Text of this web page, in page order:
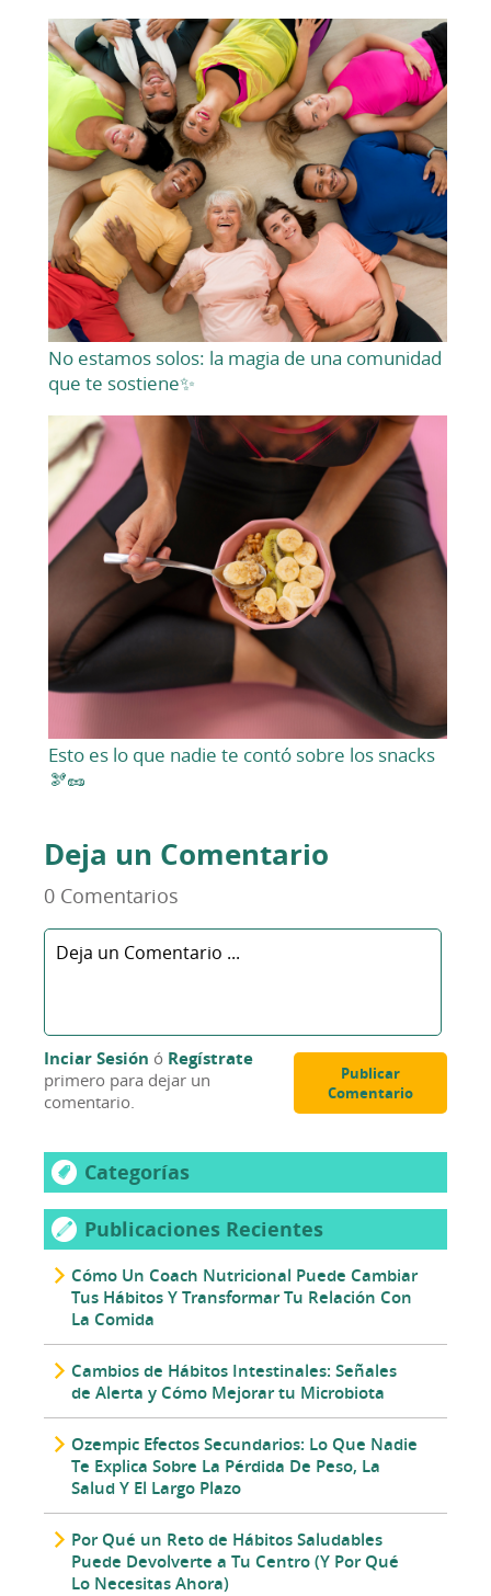
No estamos solos: la magia de una comunidad
que te sostiene✨
Esto es lo que nadie te contó sobre los snacks
🫘🥜
Deja un Comentario
0 Comentarios
Publicar
Comentario
Inciar Sesión ó Regístrate
primero para dejar un
comentario.
Categorías
Publicaciones Recientes
Cómo Un Coach Nutricional Puede Cambiar
Tus Hábitos Y Transformar Tu Relación Con
La Comida
Cambios de Hábitos Intestinales: Señales
de Alerta y Cómo Mejorar tu Microbiota
Ozempic Efectos Secundarios: Lo Que Nadie
Te Explica Sobre La Pérdida De Peso, La
Salud Y El Largo Plazo
Por Qué un Reto de Hábitos Saludables
Puede Devolverte a Tu Centro (Y Por Qué
Lo Necesitas Ahora)